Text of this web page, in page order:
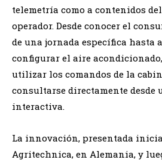
telemetría como a contenidos
operador. Desde conocer el
de una jornada específica hasta
configurar el aire
utilizar los comandos de la
consultarse directamente desde
interactiva.
La innovación, presentada
Agritechnica, en Alemania, y